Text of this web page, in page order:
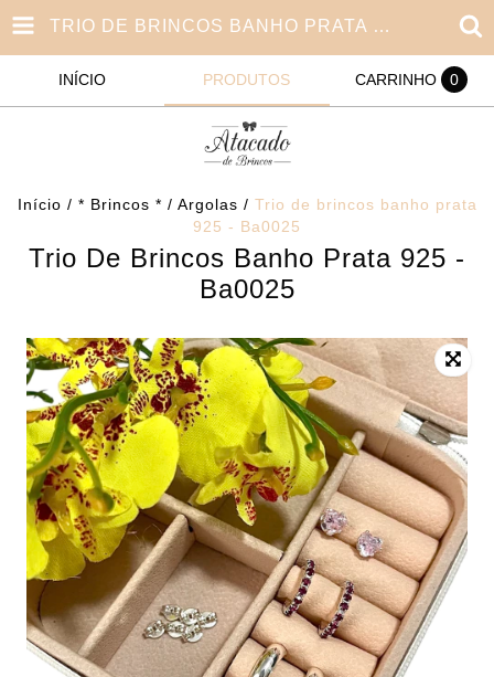
TRIO DE BRINCOS BANHO PRATA 925 - BA0025
INÍCIO PRODUTOS CARRINHO 0
Início / * Brincos * / Argolas / Trio de brincos banho prata
925 - Ba0025
Trio De Brincos Banho Prata 925 -
Ba0025